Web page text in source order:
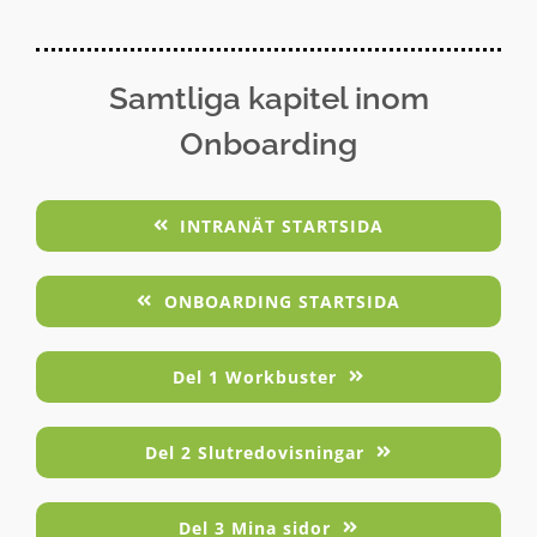
Samtliga kapitel inom
Onboarding
INTRANÄT STARTSIDA
ONBOARDING STARTSIDA
Del 1 Workbuster
Del 2 Slutredovisningar
Del 3 Mina sidor